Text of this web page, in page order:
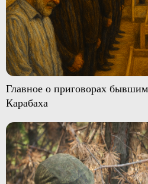
Главное о приговорах
Карабаха